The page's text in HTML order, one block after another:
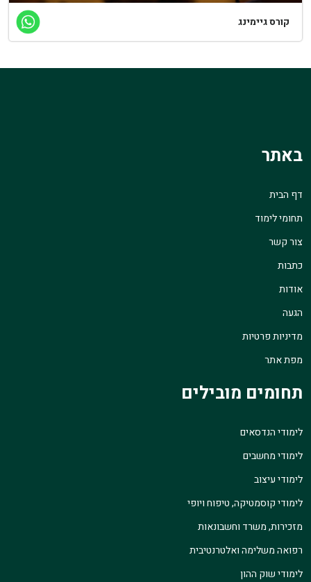
קורס גיימינג
באתר
דף הבית
תחומי לימוד
צור קשר
כתבות
אודות
הגעה
מדיניות פרטיות
מפת אתר
תחומים מובילים
לימודי הנדסאים
לימודי מחשבים
לימודי עיצוב
לימודי קוסמטיקה, טיפוח ויופי
מזכירות, משרד וחשבונאות
רפואה משלימה ואלטרנטיבית
לימודי שוק ההון